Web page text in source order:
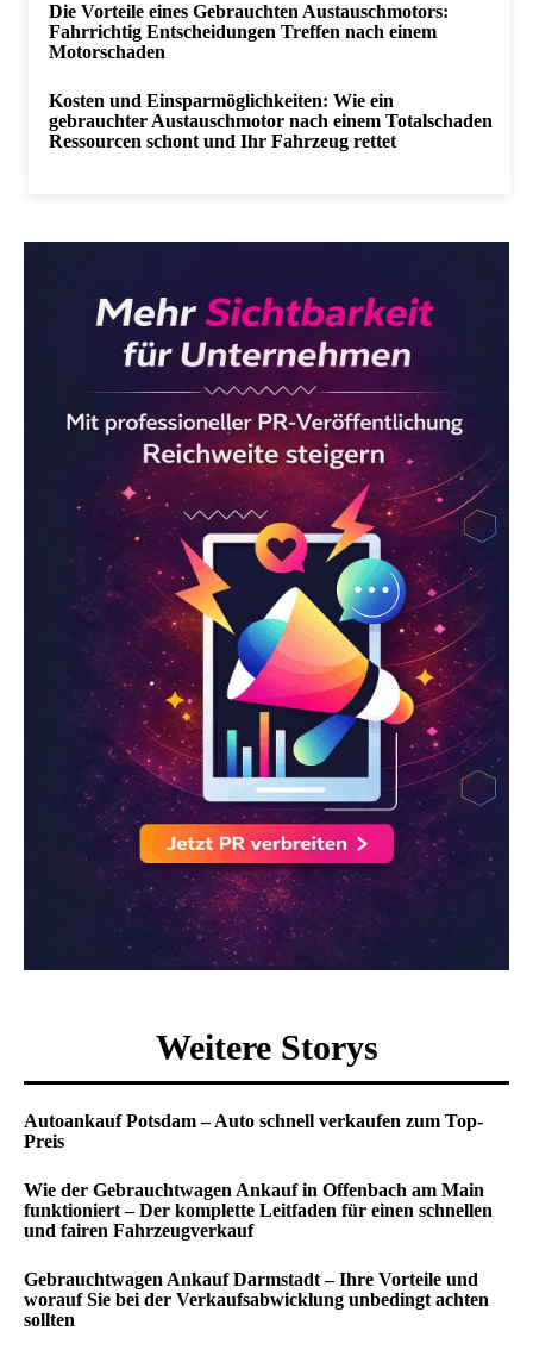
Die Vorteile eines Gebrauchten Austauschmotors:
Fahrrichtig Entscheidungen Treffen nach einem
Motorschaden
Kosten und Einsparmöglichkeiten: Wie ein
gebrauchter Austauschmotor nach einem Totalschaden
Ressourcen schont und Ihr Fahrzeug rettet
Weitere Storys
Autoankauf Potsdam – Auto schnell verkaufen zum Top-
Preis
Wie der Gebrauchtwagen Ankauf in Offenbach am Main
funktioniert – Der komplette Leitfaden für einen schnellen
und fairen Fahrzeugverkauf
Gebrauchtwagen Ankauf Darmstadt – Ihre Vorteile und
worauf Sie bei der Verkaufsabwicklung unbedingt achten
sollten